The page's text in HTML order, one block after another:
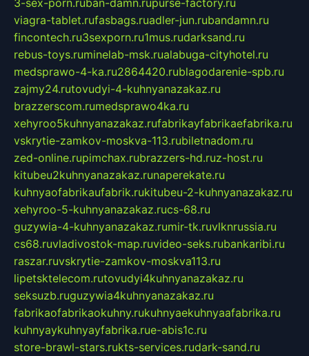
viagra-tablet.rufasbags.ruadler-jun.rubandamn.ru
fincontech.ru3sexporn.ru1mus.rudarksand.ru
rebus-toys.ruminelab-msk.rualabuga-cityhotel.ru
medsprawo-4-ka.ru2864420.rublagodarenie-spb.ru
zajmy24.rutovudyi-4-kuhnyanazakaz.ru
brazzerscom.rumedsprawo4ka.ru
xehyroo5kuhnyanazakaz.rufabrikayfabrikaefabrika.ru
vskrytie-zamkov-moskva-113.rubiletnadom.ru
zed-online.rupimchax.rubrazzers-hd.ruz-host.ru
kitubeu2kuhnyanazakaz.runaperekate.ru
kuhnyaofabrikaufabrik.rukitubeu-2-kuhnyanazakaz.ru
xehyroo-5-kuhnyanazakaz.rucs-68.ru
guzywia-4-kuhnyanazakaz.rumir-tk.ruvlknrussia.ru
cs68.ruvladivostok-map.ruvideo-seks.rubankaribi.ru
raszar.ruvskrytie-zamkov-moskva113.ru
lipetsktelecom.rutovudyi4kuhnyanazakaz.ru
seksuzb.ruguzywia4kuhnyanazakaz.ru
fabrikaofabrikaokuhny.rukuhnyaekuhnyaafabrika.ru
kuhnyaykuhnyayfabrika.rue-abis1c.ru
store-brawl-stars.rukts-services.rudark-sand.ru